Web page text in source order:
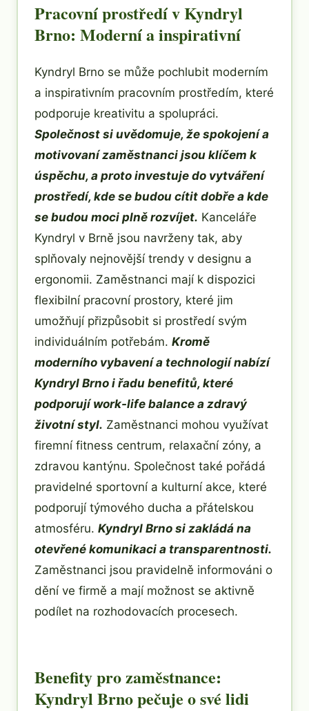
Pracovní prostředí v Kyndryl
Brno: Moderní a inspirativní
Kyndryl Brno se může pochlubit moderním
a inspirativním pracovním prostředím, které
podporuje kreativitu a spolupráci.
Společnost si uvědomuje, že spokojení a
motivovaní zaměstnanci jsou klíčem k
úspěchu, a proto investuje do vytváření
prostředí, kde se budou cítit dobře a kde
se budou moci plně rozvíjet. Kanceláře
Kyndryl v Brně jsou navrženy tak, aby
splňovaly nejnovější trendy v designu a
ergonomii. Zaměstnanci mají k dispozici
flexibilní pracovní prostory, které jim
umožňují přizpůsobit si prostředí svým
individuálním potřebám. Kromě
moderního vybavení a technologií nabízí
Kyndryl Brno i řadu benefitů, které
podporují work-life balance a zdravý
životní styl. Zaměstnanci mohou využívat
firemní fitness centrum, relaxační zóny, a
zdravou kantýnu. Společnost také pořádá
pravidelné sportovní a kulturní akce, které
podporují týmového ducha a přátelskou
atmosféru. Kyndryl Brno si zakládá na
otevřené komunikaci a transparentnosti.
Zaměstnanci jsou pravidelně informováni o
dění ve firmě a mají možnost se aktivně
podílet na rozhodovacích procesech.
Benefity pro zaměstnance:
Kyndryl Brno pečuje o své lidi